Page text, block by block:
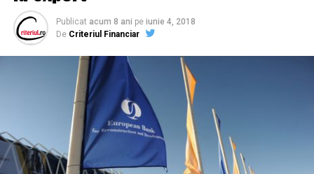
Publicat acum 8 ani pe iunie 4, 2018
De Criteriul Financiar